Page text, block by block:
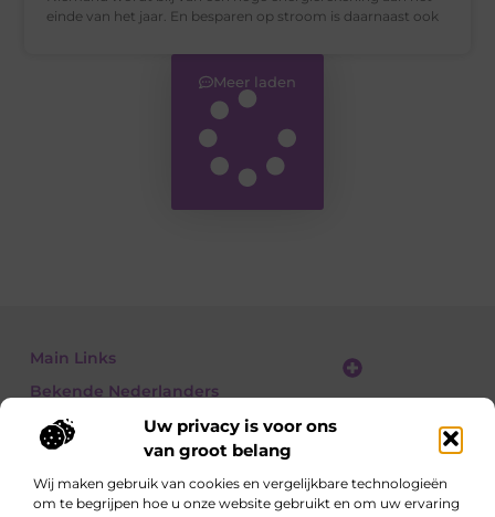
Uw privacy is voor ons
van groot belang
Wij maken gebruik van cookies en vergelijkbare technologieën
om te begrijpen hoe u onze website gebruikt en om uw ervaring
einde van het jaar. En besparen op stroom is daarnaast ook
Meer laden
Main Links
Bekende Nederlanders